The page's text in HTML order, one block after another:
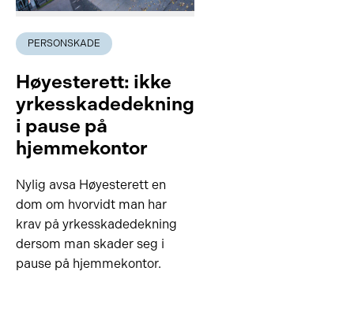
PERSONSKADE
Høyesterett: ikke
yrkesskadedekning
i pause på
hjemmekontor
Nylig avsa Høyesterett en
dom om hvorvidt man har
krav på yrkesskadedekning
dersom man skader seg i
pause på hjemmekontor.